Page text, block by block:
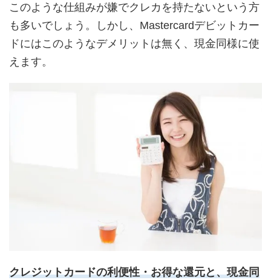
このような仕組みが嫌でクレカを持たないという方
も多いでしょう。しかし、Mastercardデビットカー
ドにはこのようなデメリットは無く、現金同様に使
えます。
クレジットカードの利便性・お得な還元と、現金同